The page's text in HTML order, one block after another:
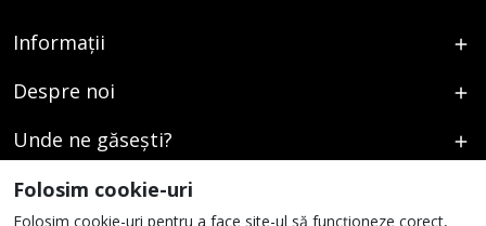
Informații
Despre noi
Unde ne găsești?
Urmați-ne
Folosim cookie-uri
Folosim cookie-uri pentru a face site-ul să funcționeze corect,